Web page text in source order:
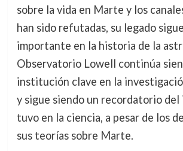
sobre la vida en Marte y los
han sido refutadas, su legado
importante en la historia de la
Observatorio Lowell continúa
institución clave en la
y sigue siendo un recordatorio del
tuvo en la ciencia, a pesar de los
sus teorías sobre Marte.